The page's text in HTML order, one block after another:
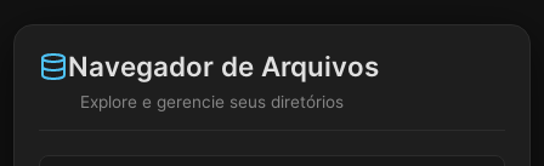
Navegador de Arquivos
Explore e gerencie seus diretórios